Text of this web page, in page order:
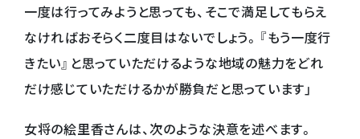
一度は行ってみようと思っても、そこで満足してもらえ
なければおそらく二度目はないでしょう。『もう一度行
きたい』と思っていただけるような地域の魅力をどれ
だけ感じていただけるかが勝負だと思っています」
女将の絵里香さんは、次のような決意を述べます。